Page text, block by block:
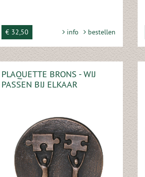
€ 32,50 info bestellen
PLAQUETTE BRONS - WIJ
PASSEN BIJ ELKAAR